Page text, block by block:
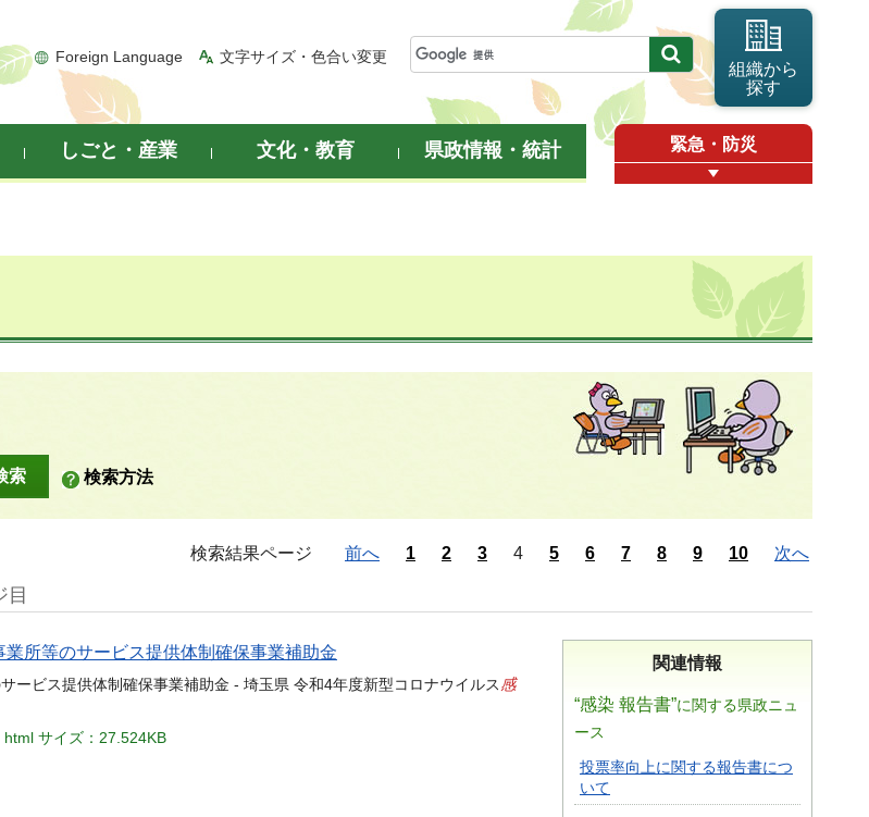
Foreign Language 文字サイズ・色合い変更
組織から
探す
しごと・産業 文化・教育 県政情報・統計 緊急・防災
検索方法
検索結果ページ 前へ 1 2 3 4 5 6 7 8 9 10 次へ
目
関連情報
“感染 報告書”に関する県政ニュ
ース
投票率向上に関する報告書につ
いて
所等のサービス提供体制確保事業補助金
ービス提供体制確保事業補助金 - 埼玉県 令和4年度新型コロナウイルス 感
サイズ：27.524KB